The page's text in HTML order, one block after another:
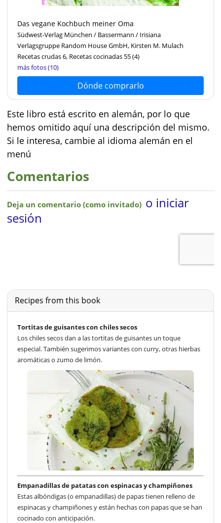
Das vegane Kochbuch meiner Oma
Südwest-Verlag München / Bassermann / Irisiana
Verlagsgruppe Random House GmbH, Kirsten M. Mulach
Recetas crudas 6, Recetas cocinadas 55(4)
más fotos (10)
Dónde comprarlo
Este libro está escrito en alemán, por lo que
hemos omitido aquí una descripción del mismo.
Si le interesa, cambie al idioma alemán en el
menú
Comentarios
Recipes from this book
Tortitas de guisantes con chiles secos
Los chiles secos dan a las tortitas de guisantes un toque
especial. También sugerimos variantes con curry, otras hierbas
aromáticas o zumo de limón.
Empanadillas de patatas con espinacas y champiñones
Estas albóndigas (o empanadillas) de papas tienen relleno de
espinacas y champiñones y están hechas con papas que se han
cocinado con anticipación.